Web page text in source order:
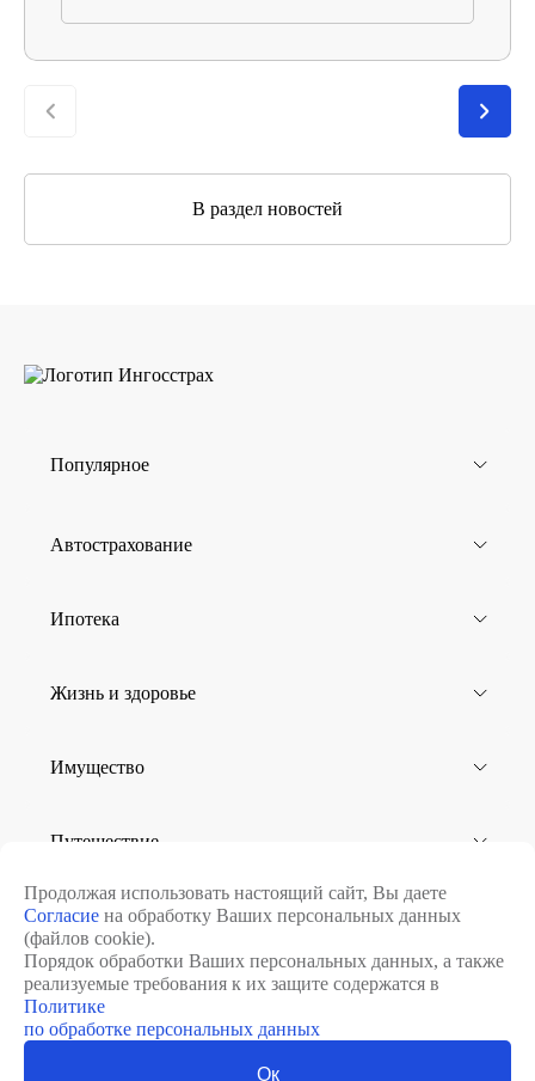
В раздел новостей
Популярное
Автострахование
Ипотека
Жизнь и здоровье
Имущество
Путешествие
Юридическим лицам
8 (812) 502-07-44
Клиентская поддержка
Продолжая использовать настоящий сайт, Вы даете
Согласие на обработку Ваших персональных данных
(файлов cookie).
Порядок обработки Ваших персональных данных, а также
реализуемые требования к их защите содержатся в
Политике
по обработке персональных данных
Ок